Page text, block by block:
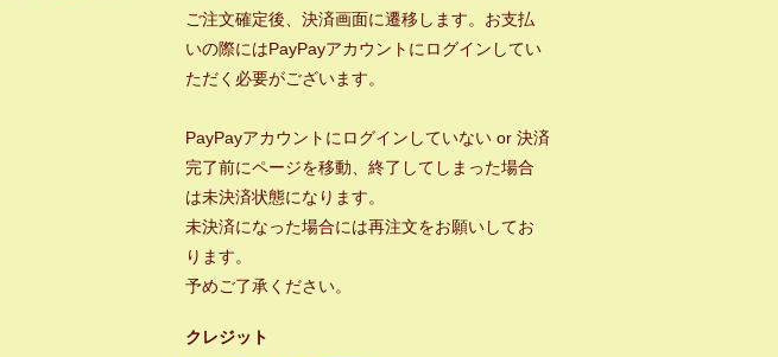
ご注文確定後、決済画面に遷移します。お支払
いの際にはPayPayアカウントにログインしてい
ただく必要がございます。
PayPayアカウントにログインしていない or 決済
完了前にページを移動、終了してしまった場合
は未決済状態になります。
未決済になった場合には再注文をお願いしてお
ります。
予めご了承ください。
クレジット